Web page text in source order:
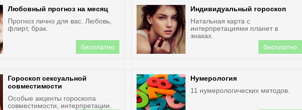
Любовный прогноз на месяц
Прогноз лично для вас. Любовь,
флирт, брак.
бесплатно
Индивидуальный гороскоп
Натальная карта с
интерпретациями планет в
знаках.
бесплатно
Гороскоп сексуальной
совместимости
Особые акценты гороскопа
совместимости, интерпретации.
Нумерология
11 нумерологических методов.